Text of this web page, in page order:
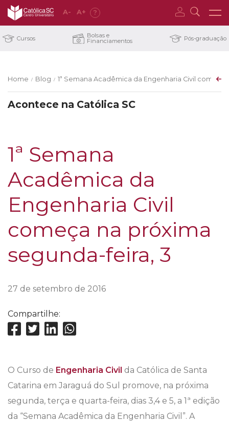
A- A+ ?
Cursos Bolsas e
Financiamentos Pós-graduação
Home / Blog / 1ª Semana Acadêmica da Engenharia Civil
Acontece na Católica SC
1ª Semana
Acadêmica da
Engenharia Civil
começa na próxima
segunda-feira, 3
27 de setembro de 2016
Compartilhe:
O Curso de Engenharia Civil da Católica de Santa
Catarina em Jaraguá do Sul promove, na próxima
segunda, terça e quarta-feira, dias 3,4 e 5, a 1ª edição
da “Semana Acadêmica da Engenharia Civil”. A